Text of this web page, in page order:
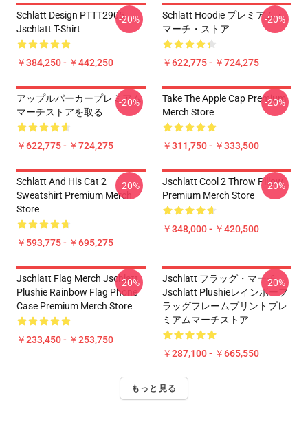
Schlatt Design PTTT2905
Jschlatt T-Shirt
￥384,250 - ￥442,250
-20%
Schlatt Hoodie プレミアム・
マーチ・ストア
￥622,775 - ￥724,275
-20%
アップルパーカープレミアム
マーチストアを取る
￥622,775 - ￥724,275
-20%
Take The Apple Cap Premium
Merch Store
￥311,750 - ￥333,500
-20%
Schlatt And His Cat 2
Sweatshirt Premium Merch
Store
￥593,775 - ￥695,275
-20%
Jschlatt Cool 2 Throw Pillow
Premium Merch Store
￥348,000 - ￥420,500
-20%
Jschlatt Flag Merch Jschlatt
Plushie Rainbow Flag Phone
Case Premium Merch Store
￥233,450 - ￥253,750
-20%
Jschlatt フラッグ・マーチ
Jschlatt Plushieレインボーフ
ラッグフレームプリントプレ
ミアムマーチストア
￥287,100 - ￥665,550
-20%
もっと見る